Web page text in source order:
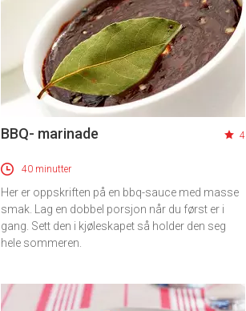
BBQ- marinade 4
40 minutter
Her er oppskriften på en bbq-sauce med masse
smak. Lag en dobbel porsjon når du først er i
gang. Sett den i kjøleskapet så holder den seg
hele sommeren.